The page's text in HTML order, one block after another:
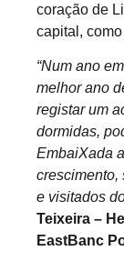
coração de
capital,
“Num ano
melhor ano
registar um
dormidas,
EmbaiXada
crescimento,
e visitados
Teixeira –
EastBanc